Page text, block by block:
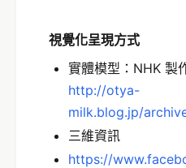
視覺化呈現方式
實體模型：NHK 製
http://otya-
milk.blog.jp/
三維資訊
https://